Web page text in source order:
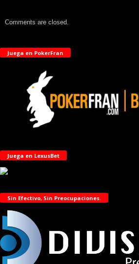
Comments are closed.
Juega en PokerFran
Juega en LexusBet
Sin Efectivo, Sin Preocupaciones.